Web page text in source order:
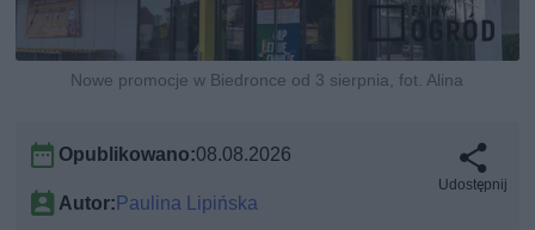
Nowe promocje w Biedronce od 3 sierpnia, fot. Alina
Opublikowano:08.08.2026
Autor: Paulina Lipińska
Udostępnij